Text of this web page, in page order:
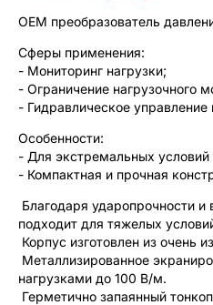
OEM преобразователь
Сферы применения:
- Мониторинг нагрузки;
- Ограничение нагрузочного
- Гидравлическое
Особенности:
- Для экстремальных условий
- Компактная и прочная
Благодаря ударопрочности
подходит для тяжелых
Корпус изготовлен из очень
Металлизированное
нагрузками до 100 В/м.
Герметично запаянный